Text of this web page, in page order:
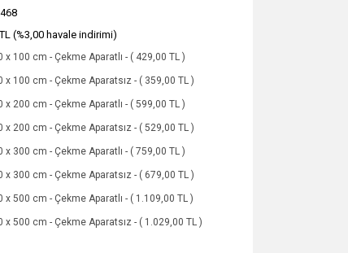
(%3,00 havale indirimi)
x 100 cm - Çekme Aparatlı - ( 429,00 TL )
x 100 cm - Çekme Aparatsız - ( 359,00 TL )
x 200 cm - Çekme Aparatlı - ( 599,00 TL )
x 200 cm - Çekme Aparatsız - ( 529,00 TL )
x 300 cm - Çekme Aparatlı - ( 759,00 TL )
x 300 cm - Çekme Aparatsız - ( 679,00 TL )
x 500 cm - Çekme Aparatlı - ( 1.109,00 TL )
x 500 cm - Çekme Aparatsız - ( 1.029,00 TL )